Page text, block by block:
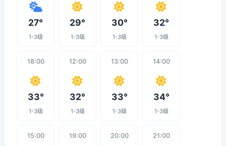
27°
1-3级
29°
1-3级
30°
1-3级
32°
1-3级
18:00
33°
1-3级
12:00
32°
1-3级
13:00
33°
1-3级
14:00
34°
1-3级
15:00 19:00 20:00 21:00